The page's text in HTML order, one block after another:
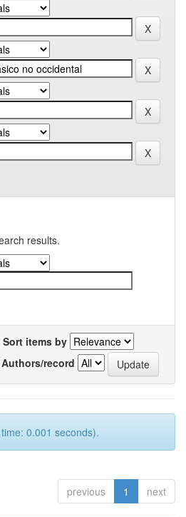
results.
Sort items by
Authors/record
0.001 seconds).
previous 1 next